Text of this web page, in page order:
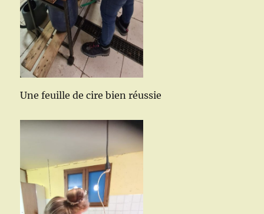
Une feuille de cire bien réussie